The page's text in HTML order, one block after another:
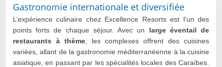
Gastronomie internationale et diversifiée
L’expérience culinaire chez Excellence Resorts est l’un des
points forts de chaque séjour. Avec un
large éventail de
restaurants à thème , les complexes offrent des cuisines
variées, allant de la gastronomie méditerranéenne à la cuisine
asiatique, en passant par les spécialités locales des Caraïbes.